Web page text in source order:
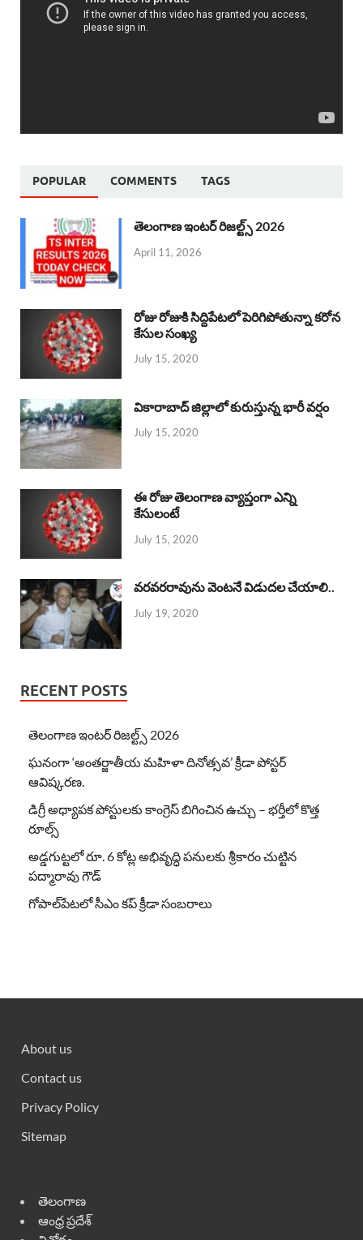
POPULAR COMMENTS TAGS
తెలంగాణ ఇంటర్ రిజల్ట్స్ 2026
April 11, 2026
రోజు రోజుకి సిద్దిపేటలో పెరిగిపోతున్నా కరోన
కేసుల సంఖ్య
July 15, 2020
వికారాబాద్ జిల్లాలో కురుస్తున్న భారీ వర్షం
July 15, 2020
ఈ రోజు తెలంగాణ వ్యాప్తంగా ఎన్ని
కేసులంటే
July 15, 2020
వరవరరావును వెంటనే విడుదల చేయాలి..
July 19, 2020
RECENT POSTS
తెలంగాణ ఇంటర్ రిజల్ట్స్ 2026
ఘనంగా ‘అంతర్జాతీయ మహిళా దినోత్సవ’ క్రీడా పోస్టర్
ఆవిష్కరణ.
డిగ్రీ అధ్యాపక పోస్టులకు కాంగ్రెస్ బిగించిన ఉచ్చు – భర్తీలో కొత్త
రూల్స్
అడ్డగుట్టలో రూ. 6 కోట్ల అభివృద్ధి పనులకు శ్రీకారం చుట్టిన
పద్మారావు గౌడ్
గోపాల్‌పేటలో సీఎం కప్ క్రీడా సంబరాలు
About us
Contact us
Privacy Policy
Sitemap
తెలంగాణ
ఆంధ్ర ప్రదేశ్